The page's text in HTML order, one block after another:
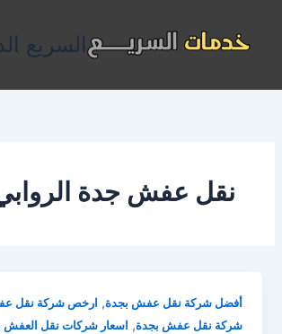
المحتوى
السريع
نقل عفش جدة
أفضل شركة نقل عفش بجدة, ارخص شركة نقل
شركة نقل عفش بجدة, اسعار شركات نقل العفش